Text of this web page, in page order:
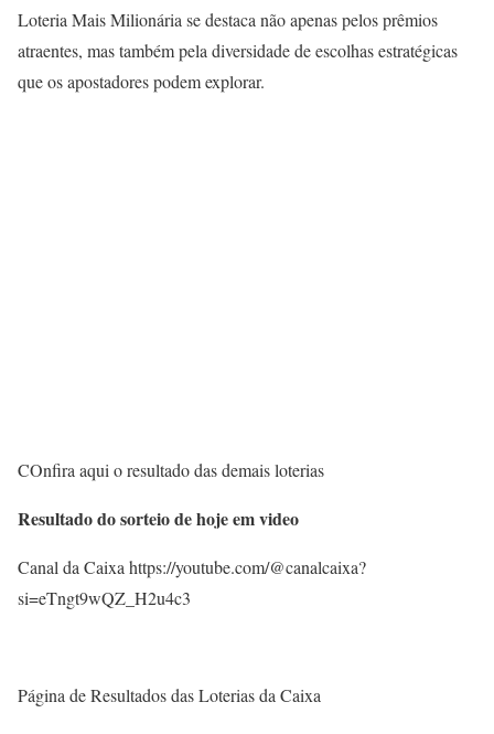
Loteria Mais Milionária se destaca não apenas pelos prêmios
atraentes, mas também pela diversidade de escolhas estratégicas
que os apostadores podem explorar.
COnfira aqui o resultado das demais loterias
Resultado do sorteio de hoje em video
Canal da Caixa https://youtube.com/@canalcaixa?
si=eTngt9wQZ_H2u4c3
Página de Resultados das Loterias da Caixa